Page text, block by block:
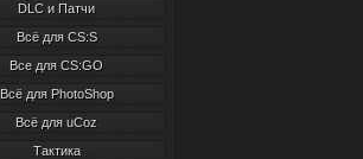
DLC и Патчи
Всё для CS:S
Все для CS:GO
Всё для PhotoShop
Всё для uCoz
Тактика